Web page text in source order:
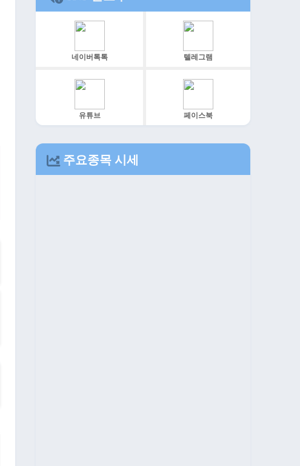
네이버톡톡 텔레그램
유튜브 페이스북
주요종목 시세